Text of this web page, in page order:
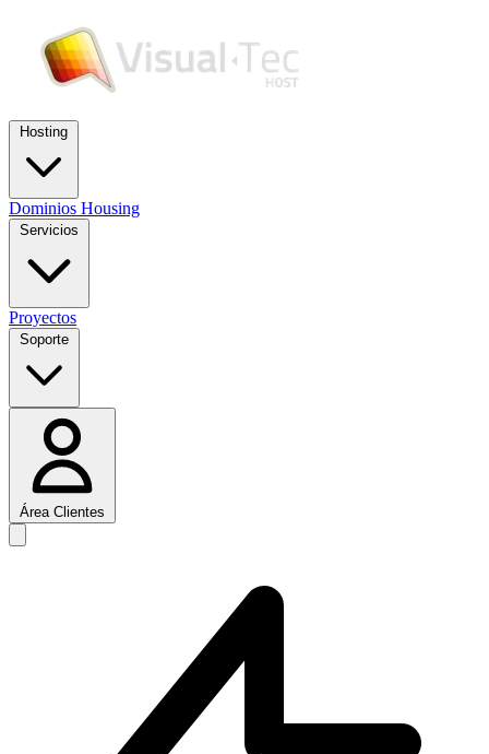
Hosting
Dominios Housing
Servicios
Proyectos
Soporte
Área Clientes